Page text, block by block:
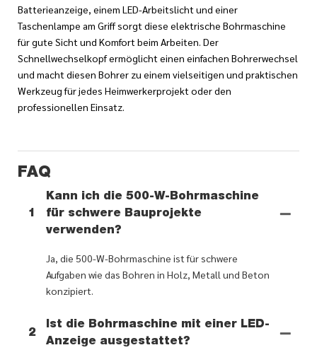
Batterieanzeige, einem LED-Arbeitslicht und einer
Taschenlampe am Griff sorgt diese elektrische Bohrmaschine
für gute Sicht und Komfort beim Arbeiten. Der
Schnellwechselkopf ermöglicht einen einfachen Bohrerwechsel
und macht diesen Bohrer zu einem vielseitigen und praktischen
Werkzeug für jedes Heimwerkerprojekt oder den
professionellen Einsatz.
FAQ
1
Kann ich die 500-W-Bohrmaschine
für schwere Bauprojekte
verwenden?
Ja, die 500-W-Bohrmaschine ist für schwere
Aufgaben wie das Bohren in Holz, Metall und Beton
konzipiert.
2
Ist die Bohrmaschine mit einer LED-
Anzeige ausgestattet?